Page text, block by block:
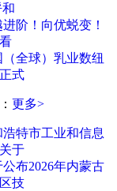
和
进阶！向优蜕变！
（全球）乳业数纽
式
： 更多>
浩特市工业和信息
于
公布2026年内蒙古
技